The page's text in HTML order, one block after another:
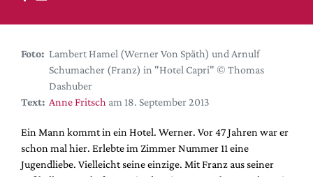
DdB-map
Premierensuche
Festival-Planer
Hefte
Alle Hefte
Leseproben
Foto: Lambert Hamel (Werner Von Späth) und Arnulf
Schumacher (Franz) in "Hotel Capri" © Thomas
Dashuber
Text: Anne Fritsch am 18. September 2013
Ein Mann kommt in ein Hotel. Werner. Vor 47 Jahren war er
schon mal hier. Erlebte im Zimmer Nummer 11 eine
Jugendliebe. Vielleicht seine einzige. Mit Franz aus seiner